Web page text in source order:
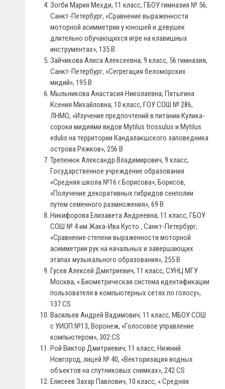
Зогби Мария Мехди, 11 класс, ГБОУ гимназия № 56,
Санкт-Петербург, «Сравнение выраженности
моторной асимметрии у юношей и девушек
длительно обучающихся игре на клавишных
инструментах», 135 В
Зайчикова Алиса Алексеевна; 9 класс, 56 гимназия,
Санкт-Петербург, «Сегрегация беломорских
мидий», 195 В
Мыльникова Анастасия Николаевна; Пятыгина
Ксения Михайловна; 10 класс, ГОУ СОШ № 286,
ЛНМО, «Изучение предпочтений в питании Кулика-
сороки мидиями видов Mytilus trossulus и Mytilus
edulis на территории Кандалакшского заповедника
острова Ряжков», 256 В
Трепенюк Александр Владимирович, 9 класс,
Государственное учреждение образования
«Средняя школа №16 г.Борисова», Борисов,
«Получение декоративных гибридов сенполии
путем семенного размножения», 69 В
Никифорова Елизавета Андреевна; 11 класс, ГБОУ
СОШ № 4 им.Жака-Ива Кусто , Санкт-Петербург,
«Сравнение степени выраженности моторной
асимметрии рук на начальных и завершающих
этапах музыкального образования», 255 В
Гусев Алексей Дмитриевич, 11 класс, СУНЦ МГУ
Москва, « Биометрическая система идентификации
пользователя в компьютерных сетях по голосу»,
137 CS
Васильев Андрей Вадимович; 11 класс, МБОУ СОШ
с УИОП №13, Воронеж, «Голосовое управление
компьютером», 302 СS
Рой Виктор Дмитриевич; 11 класс, Нижний
Новгород, лицей № 40, «Векторизация водных
объектов на спутниковых снимках», 242 СS
Елисеев Захар Павлович, 10 класс, « Средняя